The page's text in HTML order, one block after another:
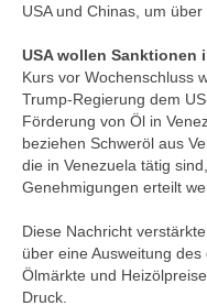
USA und Chinas, um
USA wollen Sanktionen
Kurs vor Wochenschluss
Trump-Regierung dem
Förderung von Öl in
beziehen Schweröl aus
die in Venezuela tätig
Genehmigungen erteilt
Diese Nachricht
über eine Ausweitung
Ölmärkte und
Druck.